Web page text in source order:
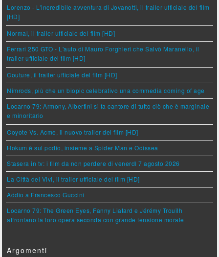
Lorenzo - L'incredibile avventura di Jovanotti, il trailer ufficiale del film
[HD]
Normal, il trailer ufficiale del film [HD]
Ferrari 250 GTO - L'auto di Mauro Forghieri che Salvò Maranello, il
trailer ufficiale del film [HD]
Couture, il trailer ufficiale del film [HD]
Nimrods, più che un biopic celebrativo una commedia coming of age
Locarno 79: Armony, Albertini si fa cantore di tutto ciò che è marginale
e minoritario
Coyote Vs. Acme, il nuovo trailer del film [HD]
Hokum è sul podio, insieme a Spider Man e Odissea
Stasera in tv: i film da non perdere di venerdì 7 agosto 2026
La Città dei Vivi, il trailer ufficiale del film [HD]
Addio a Francesco Guccini
Locarno 79: The Green Eyes, Fanny Liatard e Jérémy Trouilh
affrontano la loro opera seconda con grande tensione morale
Argomenti